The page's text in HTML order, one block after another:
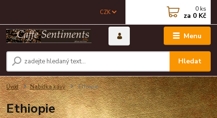
Menu
CZK
Hledat
0 ks
za 0 Kč
Úvod Nabídka kávy Ethiopie
Ethiopie